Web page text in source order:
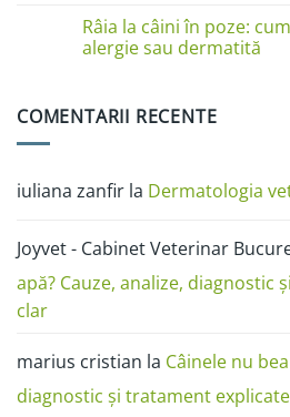
ciupercă,
alergii
și
câini
în
poze:
ciuperca
la
Test
anticorpi
pisică
Râia la câini în poze:
alergie sau dermatită
Râia
cum
o
alergie
sau
COMENTARII RECENTE
iuliana zanfir la Dermatologia
Joyvet - Cabinet Veterinar
apă? Cauze, analize, diagnostic
clar
marius cristian la Câinele nu
diagnostic și tratament